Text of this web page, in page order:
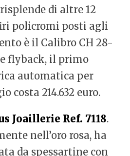
di altre 12
policromi posti agli
è il Calibro CH 28-
flyback, il primo
automatica per
costa 214.632 euro.
Joaillerie Ref. 7118.
nell’oro rosa, ha
da spessartine con